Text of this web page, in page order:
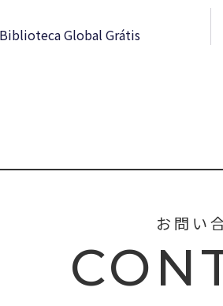
Biblioteca Global Grátis
お問い